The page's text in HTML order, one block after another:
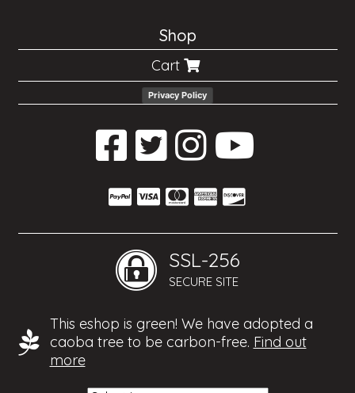
Shop
Cart
Privacy Policy
SSL-256
SECURE SITE
This eshop is green! We have adopted a
caoba tree to be carbon-free. Find out
more